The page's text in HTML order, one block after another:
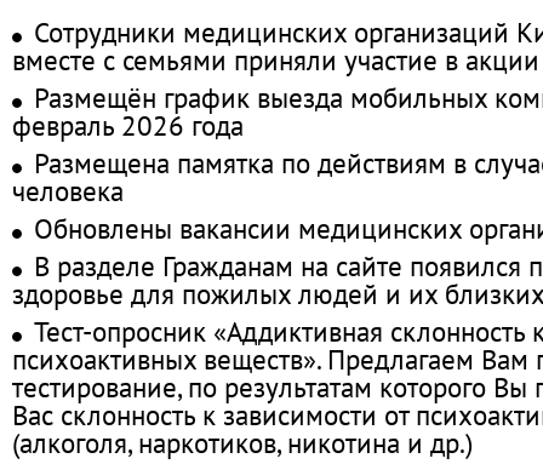
Сотрудники медицинских организаций
вместе с семьями приняли участие в
Размещён график выезда мобильных
февраль 2026 года
Размещена памятка по действиям в
человека
Обновлены вакансии медицинских
В разделе Гражданам на сайте появился
здоровье для пожилых людей и их
Тест-опросник «Аддиктивная склонность
психоактивных веществ». Предлагаем
тестирование, по результатам которого Вы
Вас склонность к зависимости от
(алкоголя, наркотиков, никотина и др.)